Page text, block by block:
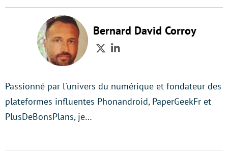
Bernard David Corroy
TwitterLinkedIn
Passionné par l'univers du numérique et fondateur des
plateformes influentes Phonandroid, PaperGeekFr et
PlusDeBonsPlans, je…